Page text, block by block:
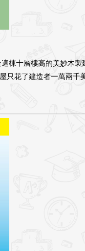
棟十層樓高的美妙木
只花了建造者一萬兩千